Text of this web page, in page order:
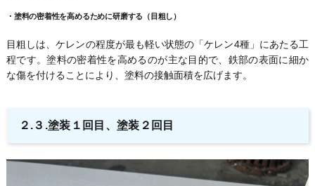
・ 塗料の密着性を高めるために研磨する（目粗し）
目粗しは、ケレンの程度が最も軽い状態の「ケレン4種」にあたる工
程です。塗料の密着性を高めるのが主な目的で、鉄部の表面に細か
な傷を付けることにより、塗料の接触面積を広げます。
２.３.塗装１回目、塗装２回目